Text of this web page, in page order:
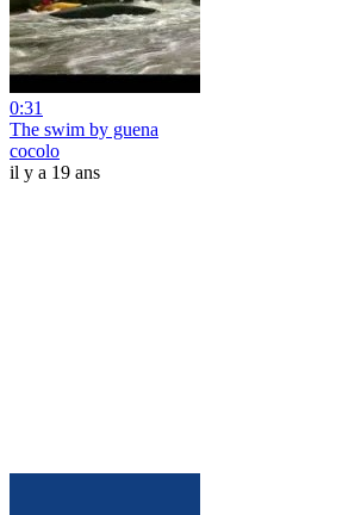
0:31
The swim by guena
cocolo
il y a 19 ans